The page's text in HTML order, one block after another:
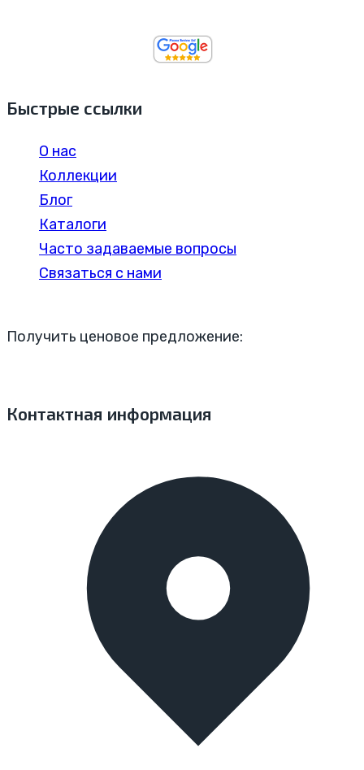
Быстрые ссылки
О нас
Коллекции
Блог
Каталоги
Часто задаваемые вопросы
Связаться с нами
Получить ценовое предложение:
Контактная информация